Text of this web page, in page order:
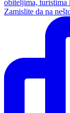
Zamislite da na